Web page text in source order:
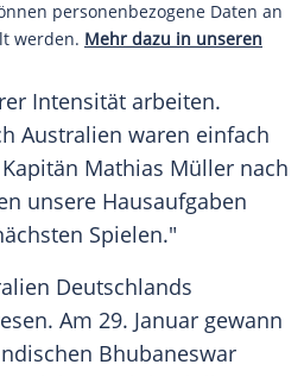
personenbezogene Daten an
werden. Mehr dazu in unseren
Intensität arbeiten.
Australien waren einfach
Mathias Müller nach
unsere Hausaufgaben
Spielen."
Deutschlands
Am 29. Januar gewann
Bhubaneswar